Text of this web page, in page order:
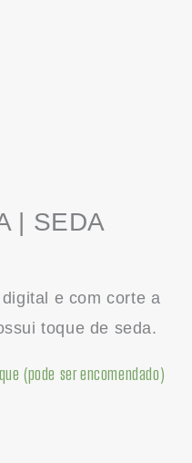
| SEDA
e com corte a
toque de seda.
(pode ser encomendado)